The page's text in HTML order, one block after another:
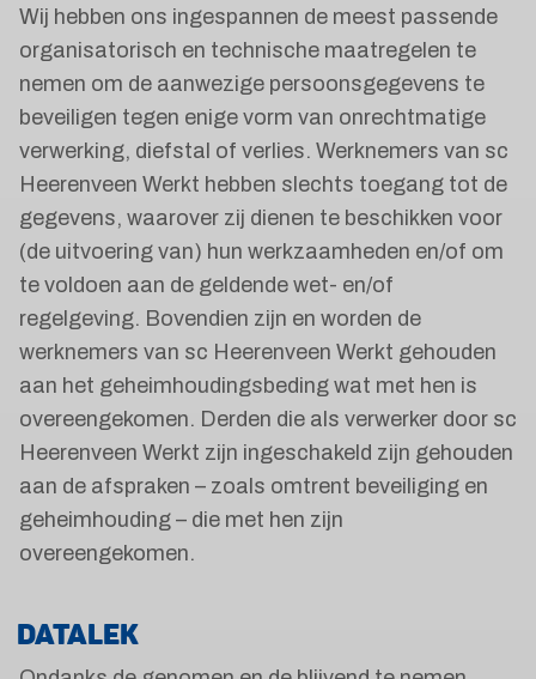
Wij hebben ons ingespannen de meest passende
organisatorisch en technische maatregelen te
nemen om de aanwezige persoonsgegevens te
beveiligen tegen enige vorm van onrechtmatige
verwerking, diefstal of verlies. Werknemers van sc
Heerenveen Werkt hebben slechts toegang tot de
gegevens, waarover zij dienen te beschikken voor
(de uitvoering van) hun werkzaamheden en/of om
te voldoen aan de geldende wet- en/of
regelgeving. Bovendien zijn en worden de
werknemers van sc Heerenveen Werkt gehouden
aan het geheimhoudingsbeding wat met hen is
overeengekomen. Derden die als verwerker door sc
Heerenveen Werkt zijn ingeschakeld zijn gehouden
aan de afspraken – zoals omtrent beveiliging en
geheimhouding – die met hen zijn
overeengekomen.
DATALEK